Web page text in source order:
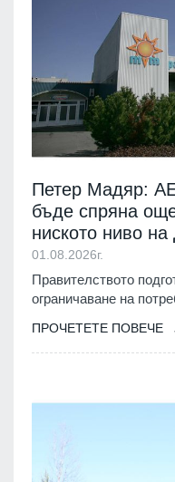
Петер Мадяр:
бъде спряна
ниското ниво на
01.08.2026г.
Правителството
ограничаване на
ПРОЧЕТЕТЕ ПОВЕЧЕ